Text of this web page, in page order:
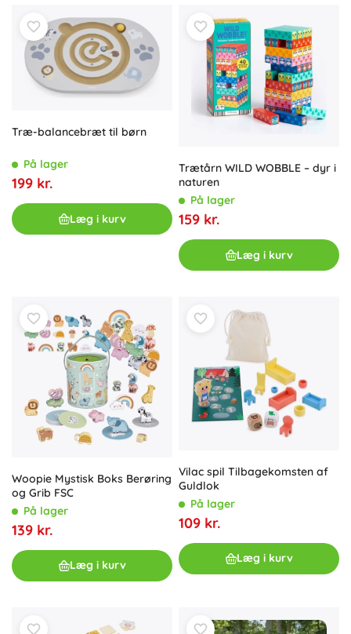
Træ-balancebræt til børn
På lager
199 kr.
Læg i kurv
Trætårn WILD WOBBLE – dyr i
naturen
På lager
159 kr.
Læg i kurv
Woopie Mystisk Boks Berøring
og Grib FSC
På lager
139 kr.
Læg i kurv
Vilac spil Tilbagekomsten af
Guldlok
På lager
109 kr.
Læg i kurv